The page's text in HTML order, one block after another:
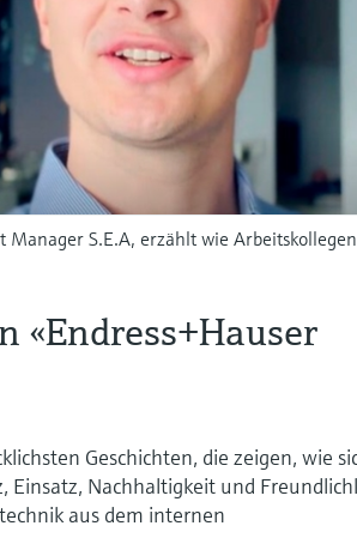
Manager S.E.A, erzählt wie
Geschichten, die zeigen, wie
Nachhaltigkeit und
aus dem internen